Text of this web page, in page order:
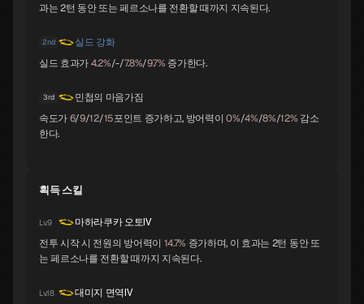
B
B B B
트럼페터
파르바티 쿠시나다히메
과는 2턴 동안 또는 페르소나를 전환할 때까지 지속된다.
2nd
실드 강화
실드 효과가4.2%/-/7.8%/9.7% 증가한다.
3rd
민첩의 마음가짐
속도가6/9/12/15포인트 증가하고, 방어력이0%/4%/8%/12% 감소
한다.
획득 스킬
Lv.9
마하라쿠카 오토Ⅳ
전투 시작 시 전원의 방어력이 14.7% 증가하며, 이 효과는 2턴 동안 또
는 페르소나를 전환할 때까지 지속된다.
Lv.18
대미지 면역Ⅳ